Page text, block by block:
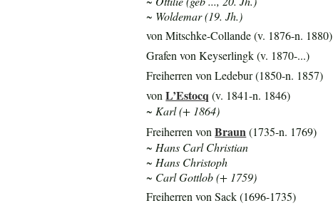
~ Woldemar (19. Jh.)
von Mitschke-Collande (v. 1876-n. 1880)
Grafen von Keyserlingk (v. 1870-...)
Freiherren von Ledebur (1850-n. 1857)
vonL’Estocq (v. 1841-n. 1846)
~ Karl (+ 1864)
Freiherren vonBraun(1735-n. 1769)
~ Hans Carl Christian
~ Hans Christoph
~ Carl Gottlob (+ 1759)
Freiherren von Sack (1696-1735)